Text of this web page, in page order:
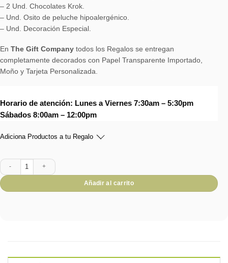
– 2 Und. Chocolates Krok.
– Und. Osito de peluche hipoalergénico.
– Und. Decoración Especial.
En The Gift Company todos los Regalos se entregan
completamente decorados con Papel Transparente Importado,
Moño y Tarjeta Personalizada.
Horario de atención: Lunes a Viernes 7:30am – 5:30pm
Sábados 8:00am – 12:00pm
Adiciona Productos a tu Regalo
Mug Osito Para Ella cantidad
Añadir al carrito